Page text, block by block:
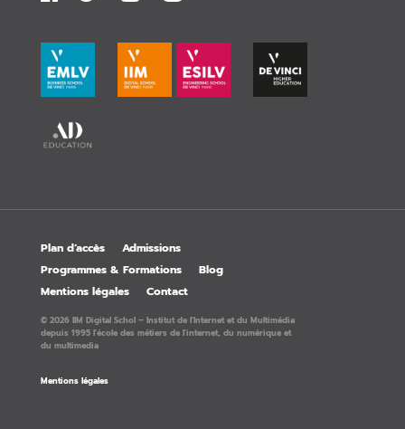
Plan d’accès
Admissions
Programmes & Formations
Blog
Mentions légales
Contact
© 2026 IIM Digital Schol – Institut de l'Internet et du Multimédia
depuis 1995 l'école des métiers de l'internet, du numérique et
du multimedia
Mentions légales